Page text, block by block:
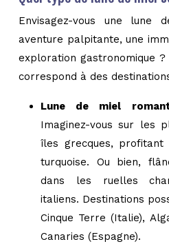
Envisagez-vous une lune
aventure palpitante, une
exploration gastronomique ?
correspond à des
Lune de miel
Imaginez-vous sur les
îles grecques,
turquoise. Ou bien,
dans les ruelles
italiens. Destinations
Cinque Terre (Italie),
Canaries (Espagne).